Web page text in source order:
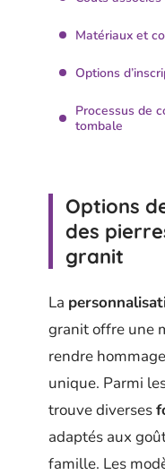
Matériaux et
Options
Processus de
tombale
Options
des
granit
La
granit offre une
rendre
unique. Parmi
trouve diverses
adaptés aux
famille. Les